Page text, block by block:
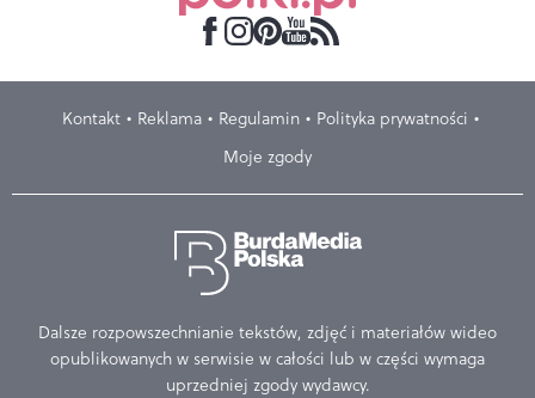
Kontakt Reklama Regulamin
Polityka prywatności
Moje zgody
Dalsze rozpowszechnianie tekstów, zdjęć i materiałów wideo
opublikowanych w serwisie w całości lub w części wymaga
uprzedniej zgody wydawcy.